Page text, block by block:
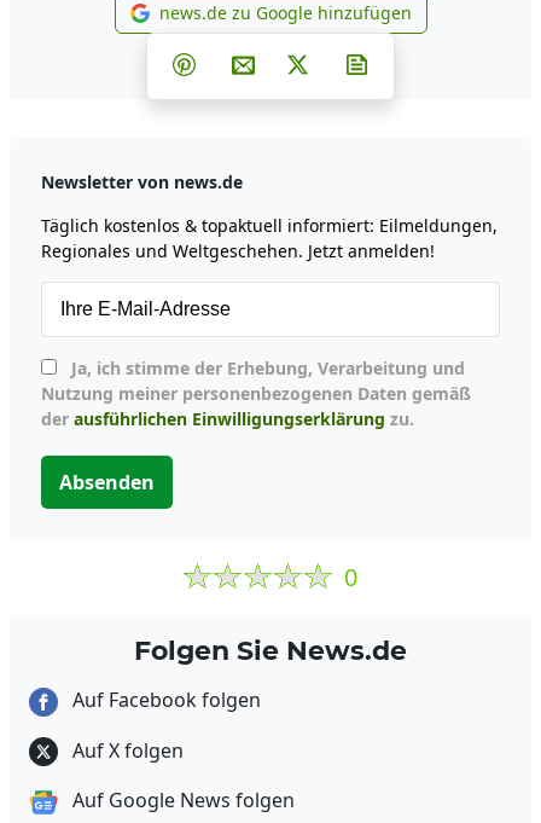
news.de zu Google
news.de zu Google hinzufügen
Teilen auf Facebook
Teilen auf Whatsapp
Teilen auf Telegram
Teilen auf Pinterest
Per E-Mail teilen
Post auf X
Newsletter von news.de
Täglich kostenlos & topaktuell informiert: Eilmeldungen,
Regionales und Weltgeschehen. Jetzt anmelden!
Nutzung meiner personenbezogenen Daten gemäß
der ausführlichen Einwilligungserklärung zu.
Absenden
0
Folgen Sie News.de
Auf Facebook folgen
Auf X folgen
Auf Google News folgen